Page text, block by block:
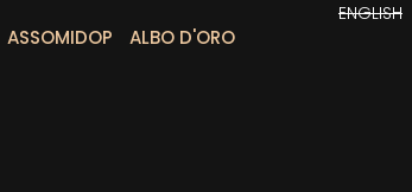
ASSOMIDOP ALBO D'ORO
ENGLISH